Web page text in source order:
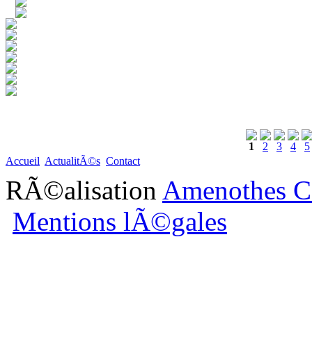
1 2 3 4
5
Accueil ActualitÃ©s Contact
RÃ©alisation Amenothes
Mentions lÃ©gales